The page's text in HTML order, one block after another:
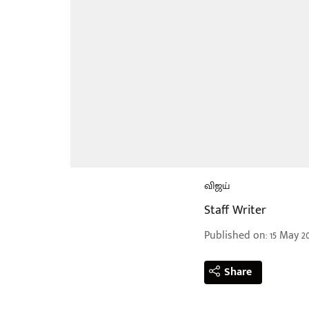
விஜய்
Staff Writer
Published on:15 May
Share